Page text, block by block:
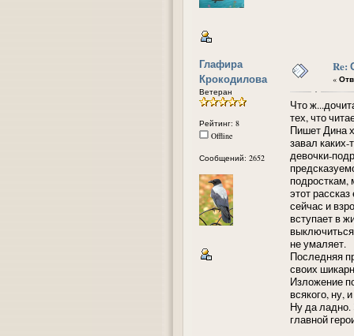
Глафира
Крокодилова
Ветеран
Рейтинг: 8
Offline
Сообщений: 2652
Re:
«
Что
тех, что
Пишет Дина
завал
девочки-
этот
сейчас и
вступает в
не умаляет.
Последняя
своих
Изложение
всякого, ну,
Ну да ладно.
главной